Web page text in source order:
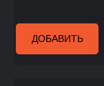
ДОБАВИТЬ